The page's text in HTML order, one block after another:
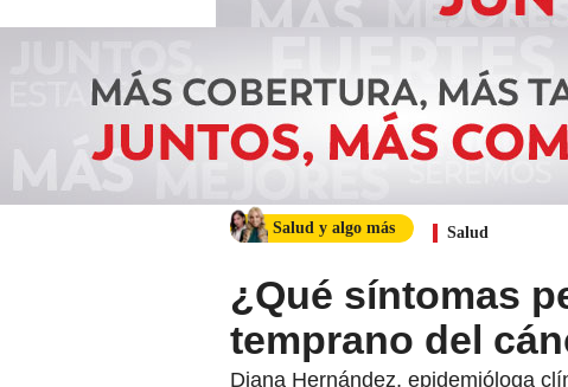
Salud y algo más Salud
¿Qué síntomas
temprano del
Diana Hernández, epidemióloga